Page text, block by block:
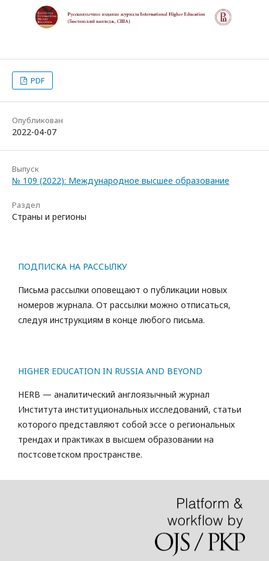
PDF
Опубликован
2022-04-07
Выпуск
№ 109 (2022): Международное высшее образование
Раздел
Страны и регионы
ПОДПИСКА НА РАССЫЛКУ
Письма рассылки оповещают о публикации новых
номеров журнала. От рассылки можно отписаться,
следуя инструкциям в конце любого письма.
HIGHER EDUCATION IN RUSSIA AND BEYOND
HERB — аналитический англоязычный журнал
Института институциональных исследований, статьи
которого представляют собой эссе о региональных
трендах и практиках в высшем образовании на
постсоветском пространстве.